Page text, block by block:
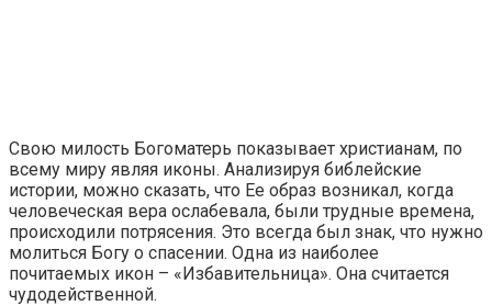
Свою милость Богоматерь показывает христианам, по
всему миру являя иконы. Анализируя библейские
истории, можно сказать, что Ее образ возникал, когда
человеческая вера ослабевала, были трудные времена,
происходили потрясения. Это всегда был знак, что нужно
молиться Богу о спасении. Одна из наиболее
почитаемых икон – «Избавительница». Она считается
чудодейственной.